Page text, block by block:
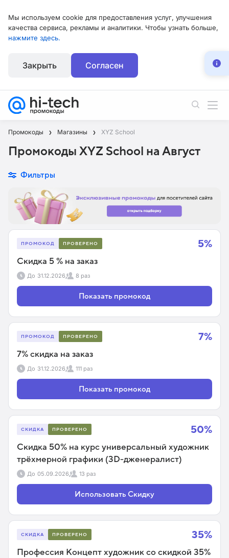
Мы используем cookie для предоставления услуг, улучшения
качества сервиса, рекламы и аналитики. Чтобы узнать больше,
нажмите здесь.
Закрыть Согласен
Промокоды Магазины XYZ School
Промокоды XYZ School на Август
Фильтры
5%
ПРОМОКОД ПРОВЕРЕНО
Скидка 5 % на заказ
До 31.12.2026 8 раз
Показать промокод
7%
ПРОМОКОД ПРОВЕРЕНО
7% скидка на заказ
До 31.12.2026 111 раз
Показать промокод
50%
СКИДКА ПРОВЕРЕНО
Скидка 50% на курс универсальный художник
трёхмерной графики (3D-дженералист)
До 05.09.2026 13 раз
Использовать Скидку
35%
СКИДКА ПРОВЕРЕНО
Профессия Концепт художник со скидкой 35%